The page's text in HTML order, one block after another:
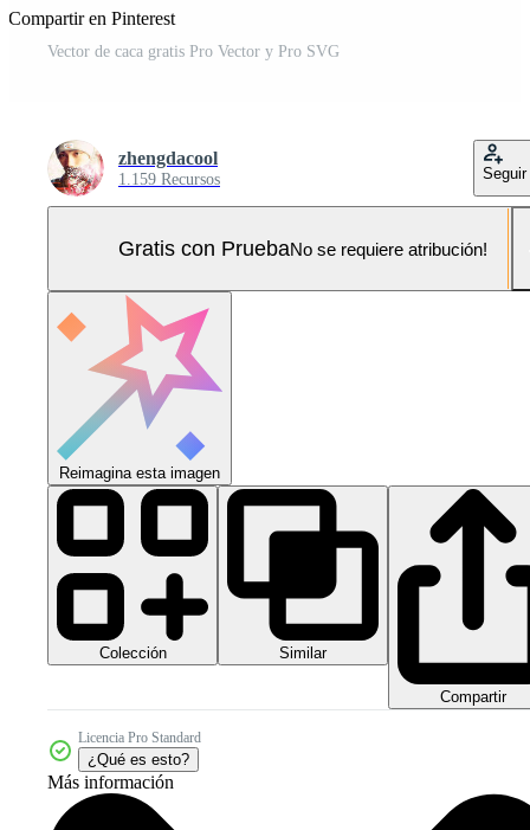
Compartir en Pinterest
Vector de caca gratis Pro Vector y Pro SVG
zhengdacool
1.159 Recursos Seguir
Gratis con PruebaNo se requiere atribución!
Reimagina esta imagen
Colección Similar
Compartir
Licencia Pro Standard
¿Qué es esto?
Más información